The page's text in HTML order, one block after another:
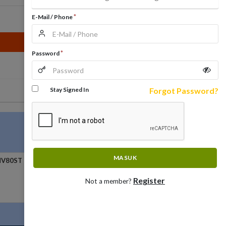
Bestelgeschiedenis
Transacties
AIRMAN PDS185S
Rp0
E-Mail / Phone*
Password*
Stay Signed In Forgot Password?
MASUK
Not a member? Register